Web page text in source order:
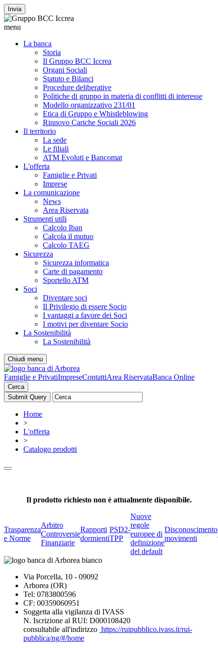
Invia
menu
La banca
Storia
Il Gruppo BCC Iccrea
Organi Sociali
Statuto e Bilanci
Procedure deliberative
Politiche di gruppo in materia di conflitti di interesse
Modello organizzativo 231/01
Etica di Gruppo e Whistleblowing
Rinnovo Cariche Sociali 2026
Il territorio
La sede
Le filiali
ATM Evoluti e Bancomat
L'offerta
Famiglie e Privati
Imprese
La comunicazione
News
Area Riservata
Strumenti utili
Calcolo Iban
Calcola il mutuo
Calcolo TAEG
Sicurezza
Sicurezza informatica
Carte di pagamento
Sportello ATM
Soci
Diventare soci
Il Privilegio di essere Socio
I vantaggi a favore dei Soci
I motivi per diventare Socio
La Sostenibilità
La Sostenibilità
Chiudi menu
Famiglie e PrivatiImpreseContattiArea RiservataBanca Online
Cerca
Home
>
L'offerta
>
Catalogo prodotti
Il prodotto richiesto non è attualmente disponibile.
Trasparenza
e Norme
Arbitro
Controversie
Finanziarie
Rapporti
dormienti
PSD2-
TPP
Nuove
regole
europee di
definizione
del default
Disconoscimento
movimenti
Via Porcella, 10 - 09092
Arborea (OR)
Tel: 0783800596
CF: 00359060951
Soggetta alla vigilanza di IVASS
N. Iscrizione al RUI: D000108420
consultabile all'indirizzo https://ruipubblico.ivass.it/rui-
pubblica/ng/#/home